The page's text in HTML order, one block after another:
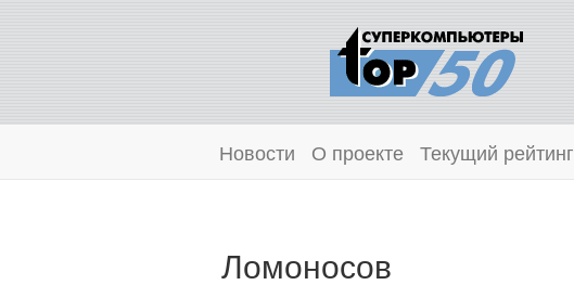
Новости О проекте Текущий рейтинг
Ломоносов